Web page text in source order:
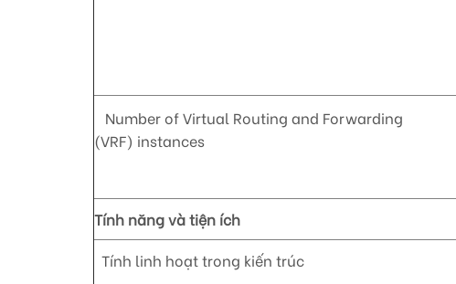
Number of Virtual Routing and Forwarding
(VRF) instances
Tính năng và tiện ích
Tính linh hoạt trong kiến trúc